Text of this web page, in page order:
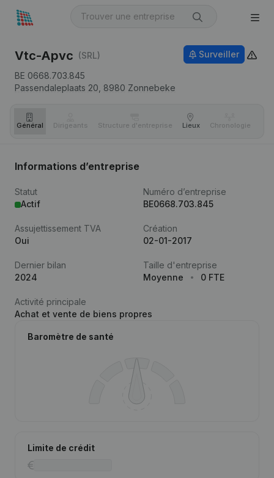
Vtc-Apvc (SRL)
BE 0668.703.845
Passendaleplaats 20, 8980 Zonnebeke
Surveiller
Général Dirigeants Structure d'entreprise Lieux Chronologie
Informations d’entreprise
Statut
Actif
Numéro d’entreprise
BE0668.703.845
Assujettissement TVA
Oui
Création
02-01-2017
Dernier bilan
2024
Taille d'entreprise
Moyenne
0 FTE
Activité principale
Achat et vente de biens propres
Baromètre de santé
Limite de crédit